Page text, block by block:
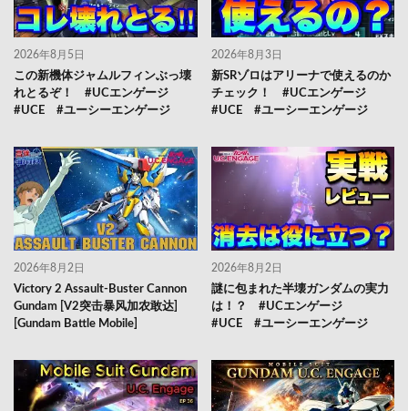
2026年8月5日
この新機体ジャムルフィンぶっ壊
れとるぞ！ #UCエンゲージ
#UCE #ユーシーエンゲージ
2026年8月3日
新SRゾロはアリーナで使えるのか
チェック！ #UCエンゲージ
#UCE #ユーシーエンゲージ
2026年8月2日
Victory 2 Assault-Buster Cannon
Gundam [V2突击暴风加农敢达]
[Gundam Battle Mobile]
2026年8月2日
謎に包まれた半壊ガンダムの実力
は！？ #UCエンゲージ
#UCE #ユーシーエンゲージ